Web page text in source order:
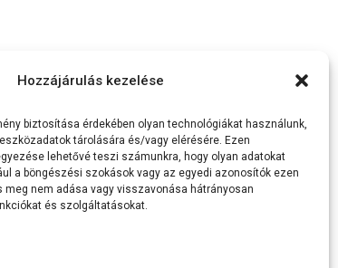
Hozzájárulás kezelése
biztosítása érdekében olyan technológiákat használunk,
tárolására és/vagy elérésére. Ezen
lehetővé teszi számunkra, hogy olyan adatokat
a böngészési szokások vagy az egyedi azonosítók ezen
meg nem adása vagy visszavonása hátrányosan
és szolgáltatásokat.
Moderálási szabályzat